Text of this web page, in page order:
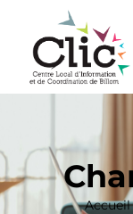
Accueil